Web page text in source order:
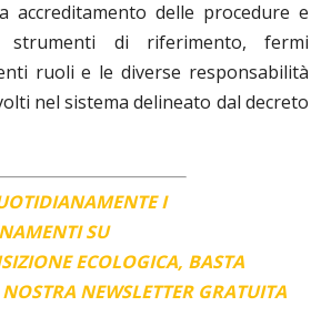
accreditamento delle procedure e
strumenti di riferimento, fermi
ruoli e le diverse responsabilità
nel sistema delineato dal decreto
I
SU
ECOLOGICA, BASTA
NEWSLETTER GRATUITA